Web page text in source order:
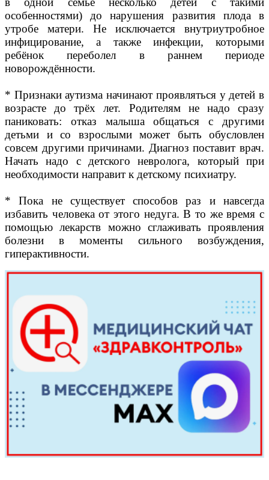
особенностями) до нарушения развития плода в
утробе матери. Не исключается внутриутробное
инфицирование, а также инфекции, которыми
ребёнок переболел в раннем периоде
новорождённости.
* Признаки аутизма начинают проявляться у детей в
возрасте до трёх лет. Родителям не надо сразу
паниковать: отказ малыша общаться с другими
детьми и со взрослыми может быть обусловлен
совсем другими причинами. Диагноз поставит врач.
Начать надо с детского невролога, который при
необходимости направит к детскому психиатру.
* Пока не существует способов раз и навсегда
избавить человека от этого недуга. В то же время с
помощью лекарств можно сглаживать проявления
болезни в моменты сильного возбуждения,
гиперактивности.